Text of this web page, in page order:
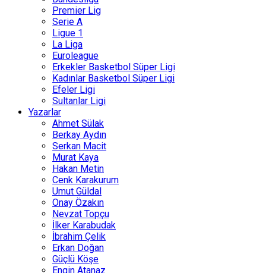
Premier Lig
Serie A
Ligue 1
La Liga
Euroleague
Erkekler Basketbol Süper Ligi
Kadınlar Basketbol Süper Ligi
Efeler Ligi
Sultanlar Ligi
Yazarlar
Ahmet Sülak
Berkay Aydın
Serkan Macit
Murat Kaya
Hakan Metin
Cenk Karakurum
Umut Güldal
Onay Özakın
Nevzat Topçu
İlker Karabudak
İbrahim Çelik
Erkan Doğan
Güçlü Köşe
Engin Atanaz